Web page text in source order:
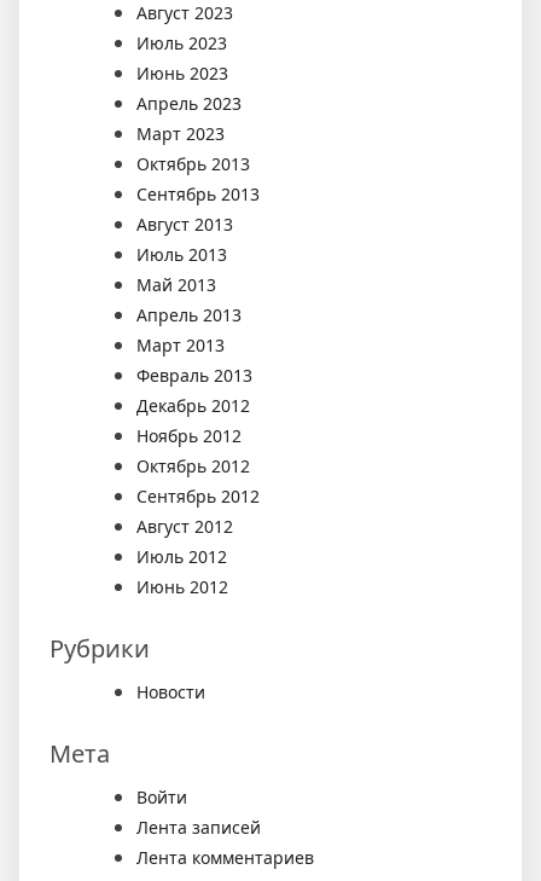
Август 2023
Июль 2023
Июнь 2023
Апрель 2023
Март 2023
Октябрь 2013
Сентябрь 2013
Август 2013
Июль 2013
Май 2013
Апрель 2013
Март 2013
Февраль 2013
Декабрь 2012
Ноябрь 2012
Октябрь 2012
Сентябрь 2012
Август 2012
Июль 2012
Июнь 2012
Рубрики
Новости
Мета
Войти
Лента записей
Лента комментариев